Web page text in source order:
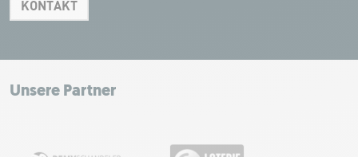
KONTAKT
+
−
Leaflet|Map tiles by Carto, under CC BY 3.0. Data by OpenStreetMap, under
Unsere Partner